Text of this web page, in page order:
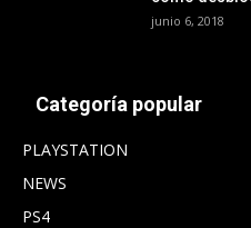
junio 6, 2018
Categoría popular
PLAYSTATION
NEWS
PS4